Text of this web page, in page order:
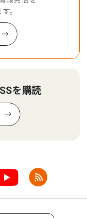
。
を購読